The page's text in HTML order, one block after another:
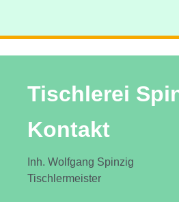
Tischlerei
Kontakt
Inh. Wolfgang Spinzig
Tischlermeister